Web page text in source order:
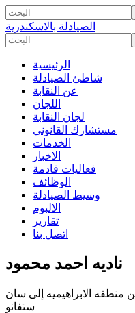
الصيادلة بالاسكندرية
الرئيسية
شاطئ الصيادلة
عن النقابة
اللجان
لجان النقابة
مستشارك القانوني
الخدمات
الاخبار
فعاليات قادمة
الوظائف
وسيط الصيادلة
الالبوم
تقارير
اتصل بنا
ناديه احمد محمود
منطقه الابراهيميه إلى سان
ستفانو